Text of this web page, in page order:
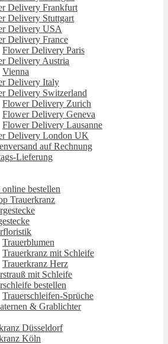
Delivery Frankfurt
Delivery Stuttgart
Delivery USA
Delivery France
Flower Delivery Paris
Delivery Austria
Vienna
Delivery Italy
Delivery Switzerland
Flower Delivery Zurich
Flower Delivery Geneva
Flower Delivery Lausanne
Delivery London UK
auf Rechnung
Lieferung
bestellen
Trauerkranz
Trauerblumen
Trauerkranz mit Schleife
Trauerkranz Herz
mit Schleife
bestellen
Trauerschleifen-Sprüche
& Grablichter
Düsseldorf
Köln